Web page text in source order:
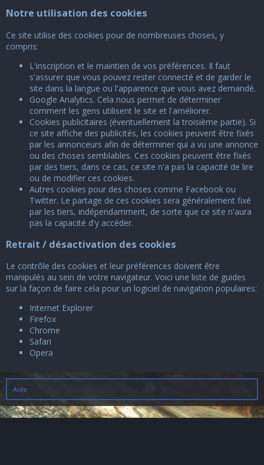
Notre utilisation des cookies
Ce site utilise des cookies pour de nombreuses choses, y
compris:
L'inscription et le maintien de vos préférences. Il faut
s'assurer que vous pouvez rester connecté et de garder le
site dans la langue ou l'apparence que vous avez demandé.
Google Analytics. Cela nous permet de déterminer
comment les gens utilisent le site et l'améliorer.
Cookies publicitaires (éventuellement la troisième partie). Si
ce site affiche des publicités, les cookies peuvent être fixés
par les annonceurs afin de déterminer qui a vu une annonce
ou des choses semblables. Ces cookies peuvent être fixés
par des tiers, dans ce cas, ce site n'a pas la capacité de lire
ou de modifier ces cookies.
Autres cookies pour des choses comme Facebook ou
Twitter. Le partage de ces cookies sera généralement fixé
par les tiers, indépendamment, de sorte que ce site n'aura
pas la capacité d'y accéder.
Retrait / désactivation des cookies
Le contrôle des cookies et leur préférences doivent être
manipulés au sein de votre navigateur. Voici une liste de guides
sur la façon de faire cela pour un logiciel de navigation populaires:
Internet Explorer
Firefox
Chrome
Safari
Opera
Aide